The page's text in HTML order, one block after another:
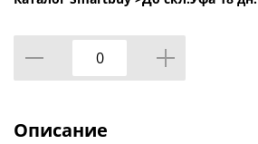
Описание